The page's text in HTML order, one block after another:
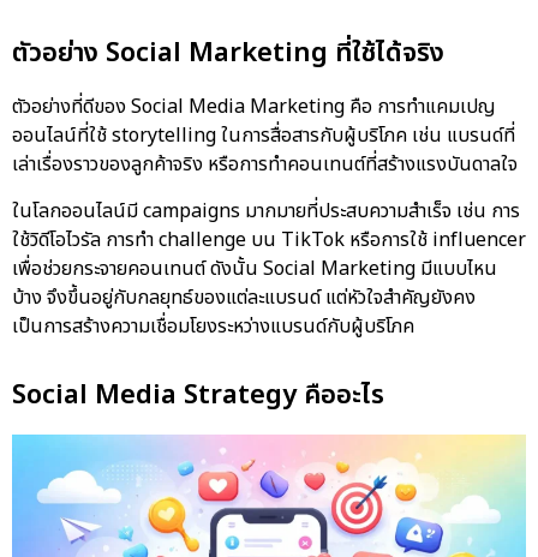
ตัวอย่าง Social Marketing ที่ใช้ได้จริง
ตัวอย่างที่ดีของ Social Media Marketing คือ การทำแคมเปญ
ออนไลน์ที่ใช้ storytelling ในการสื่อสารกับผู้บริโภค เช่น แบรนด์ที่
เล่าเรื่องราวของลูกค้าจริง หรือการทำคอนเทนต์ที่สร้างแรงบันดาลใจ
ในโลกออนไลน์มี campaigns มากมายที่ประสบความสำเร็จ เช่น การ
ใช้วิดีโอไวรัล การทำ challenge บน TikTok หรือการใช้ influencer
เพื่อช่วยกระจายคอนเทนต์ ดังนั้น Social Marketing มีแบบไหน
บ้าง จึงขึ้นอยู่กับกลยุทธ์ของแต่ละแบรนด์ แต่หัวใจสำคัญยังคง
เป็นการสร้างความเชื่อมโยงระหว่างแบรนด์กับผู้บริโภค
Social Media Strategy คืออะไร